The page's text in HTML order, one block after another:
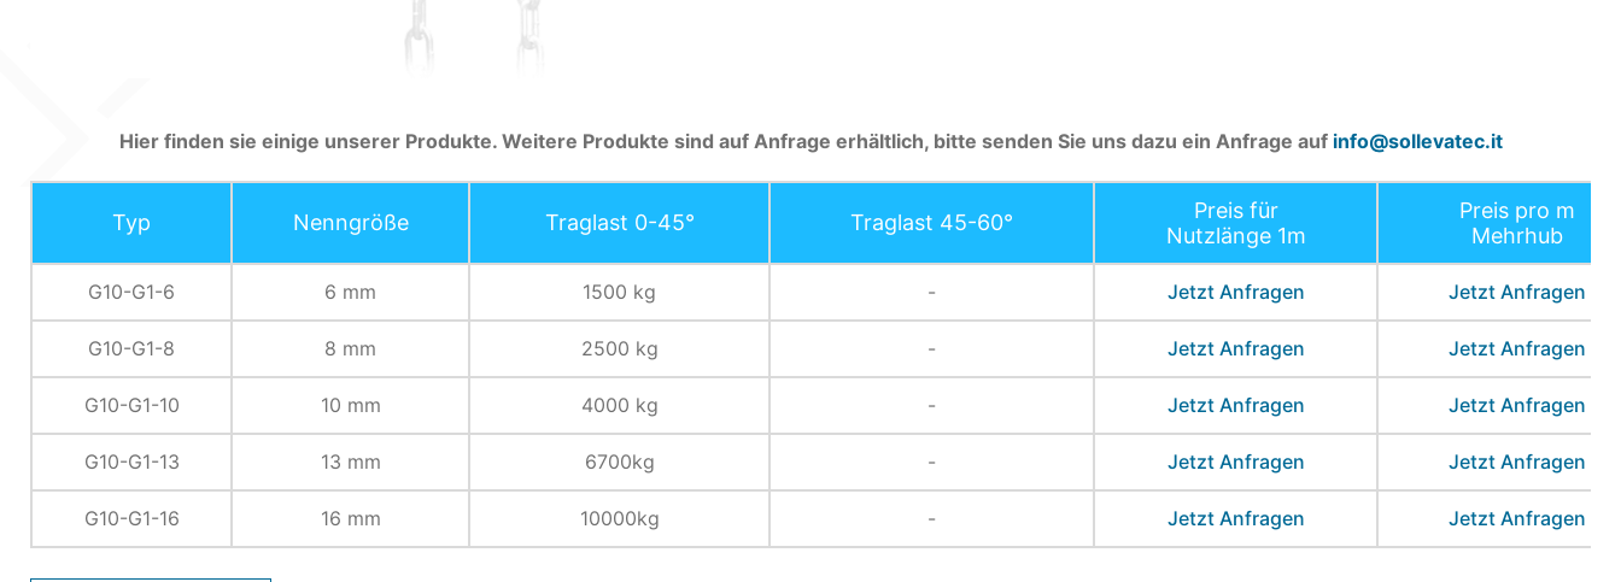
Hier finden sie einige unserer Produkte. Weitere Produkte sind auf Anfrage erhältlich, bitte senden Sie uns dazu ein Anfrage auf info@sollevatec.it
Typ Nenngröße Traglast 0-45° Traglast 45-60°
Preis für
Nutzlänge 1m
Preis pro m
Mehrhub
G10-G1-6 6 mm 1500 kg - Jetzt Anfragen Jetzt Anfragen
G10-G1-8 8 mm 2500 kg - Jetzt Anfragen Jetzt Anfragen
G10-G1-10 10 mm 4000 kg - Jetzt Anfragen Jetzt Anfragen
G10-G1-13 13 mm 6700kg - Jetzt Anfragen Jetzt Anfragen
G10-G1-16 16 mm 10000kg - Jetzt Anfragen Jetzt Anfragen